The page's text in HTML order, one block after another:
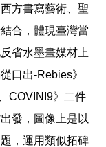
方書寫藝術、聖
合，體現臺灣當
省水墨畫媒材上
口出-Rebies》
COVINI9》二件
發，圖像上是以
，運用類似拓碑